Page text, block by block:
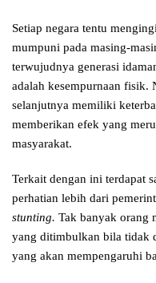
Setiap negara tentu
mumpuni pada masing-
terwujudnya generasi
adalah kesempurnaan fisik.
selanjutnya memiliki
memberikan efek yang
masyarakat.
Terkait dengan ini terdapat
perhatian lebih dari
stunting. Tak banyak orang
yang ditimbulkan bila tidak
yang akan mempengaruhi